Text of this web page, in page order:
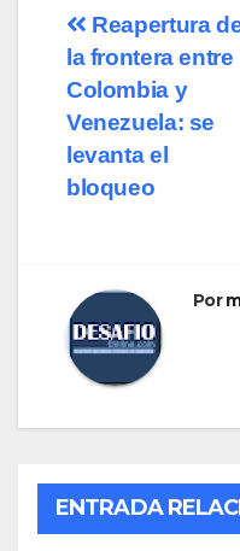
de
entradas
Reapertura
la frontera entre
Colombia y
Venezuela: se
levanta el
bloqueo
Por
ENTRADA